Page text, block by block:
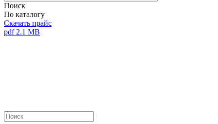
Поиск
По каталогу
Скачать прайс
pdf 2.1 MB